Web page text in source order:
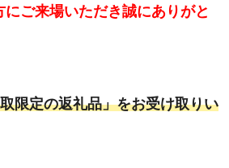
ご来場いただき誠にありがと
限定の返礼品」をお受け取りい